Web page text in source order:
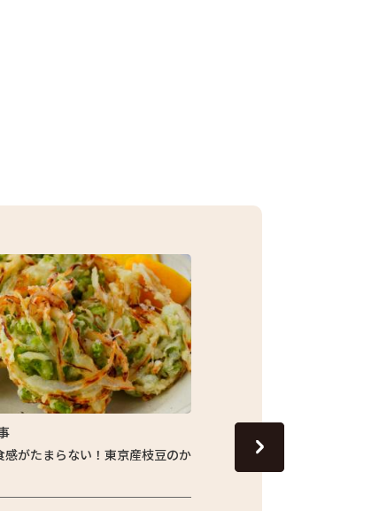
感がたまらない！東京産枝豆のか
じゅわっと旬の味わい！
ナスの焼きびたし